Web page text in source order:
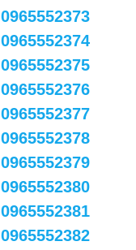
0965552373
0965552374
0965552375
0965552376
0965552377
0965552378
0965552379
0965552380
0965552381
0965552382